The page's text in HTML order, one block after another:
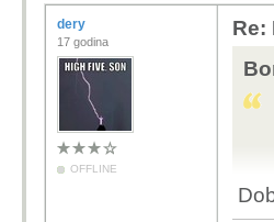
dery
17 godina
OFFLINE
Re: